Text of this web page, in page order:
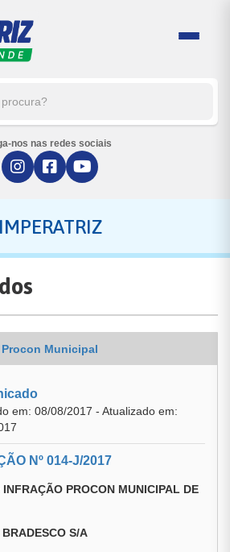
nos nas redes sociais
IMPERATRIZ
Procon Municipal
em: 08/08/2017 - Atualizado em:
Nº 014-J/2017
PROCON MUNICIPAL DE
S/A